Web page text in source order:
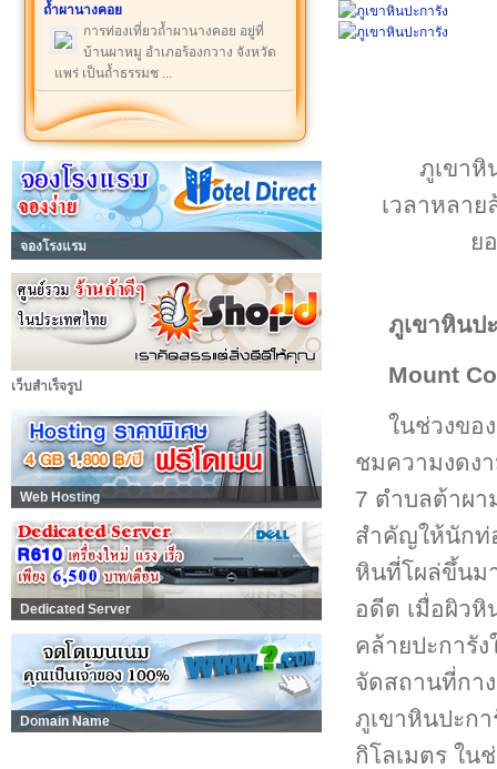
ถ้ำผานางคอย
การท่องเที่ยวถ้ำผานางคอย อยู่ที่
บ้านผาหมู อำเภอร้องกวาง จังหวัด
แพร่ เป็นถ้ำธรรมช ...
จองโรงแรม
เว็บสำเร็จรูป
Web Hosting
Dedicated Server
Domain Name
ภูเขาหิ
เวลาหลา
ย
ภูเขาหินป
Mount
ในช่วงขอ
ชมความงดง
7 ตำบลต้าผา
สำคัญให้นักท่
หินที่โผล่ขึ้นม
อดีต เมื่อผิวหิ
คล้ายปะการั
จัดสถานที่กา
ภูเขาหินปะก
กิโลเมตร ใน